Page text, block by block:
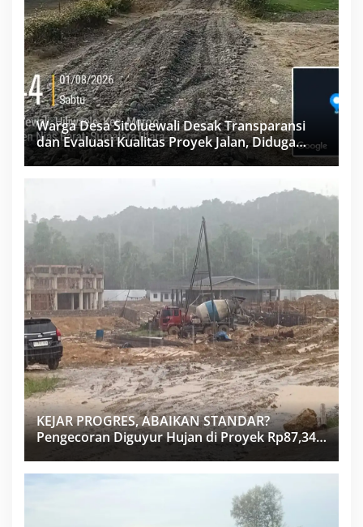
Warga Desa Sitoluewali Desak Transparansi
dan Evaluasi Kualitas Proyek Jalan, Diduga
Minim Informasi
KEJAR PROGRES, ABAIKAN STANDAR?
Pengecoran Diguyur Hujan di Proyek Rp87,34
Miliar Sukma Nias, Konsultan, Pengawas dan
PPK Bungkam